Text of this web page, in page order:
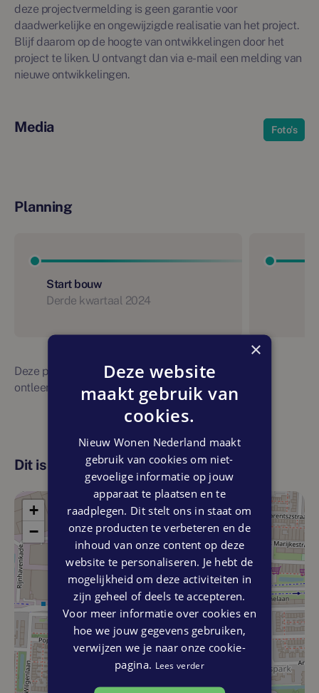
deze projectvermelding is geen garantie voor
daadwerkelijke en ongewijzigde realisatie van het project.
Blijf daarom op de hoogte van ontwikkelingen door het
project te liken. U ontvangt dan via e-mail een melding van
nieuwe ontwikkelingen.
Media Foto's
Planning
Start bouw
Derde kwartaal 2024
Deze planning is indicatief. Er kunnen geen rechten
ontleend worden aan bovenstaande planning
Dit is de locatie
+
−
×
Deze website
maakt gebruik van
cookies.
Nieuw Wonen Nederland maakt
gebruik van cookies om niet-
gevoelige informatie op jouw
apparaat te plaatsen en te
raadplegen. Dit stelt ons in staat om
onze producten te verbeteren en de
inhoud van onze content op deze
website te personaliseren. Je hebt de
mogelijkheid om deze activiteiten in
zijn geheel of deels te accepteren.
Voor meer informatie over cookies en
hoe we jouw gegevens gebruiken,
verwijzen we je naar onze cookie-
pagina. Lees verder